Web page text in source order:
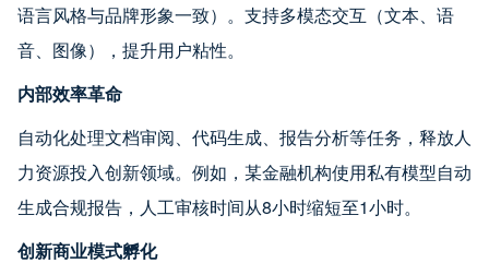
语言风格与品牌形象一致）。支持多模态交互（文本、语
音、图像），提升用户粘性。
内部效率革命
自动化处理文档审阅、代码生成、报告分析等任务，释放人
力资源投入创新领域。例如，某金融机构使用私有模型自动
生成合规报告，人工审核时间从8小时缩短至1小时。
创新商业模式孵化